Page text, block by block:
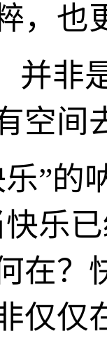
，也
并非
空间
”的
乐
在？
仅仅